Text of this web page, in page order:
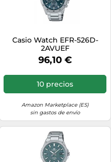
Casio Watch EFR-526D-
2AVUEF
96,10 €
10 precios
Amazon Marketplace (ES)
sin gastos de envío